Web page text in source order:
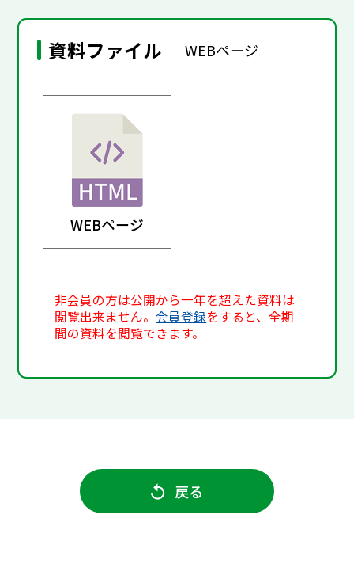
資料ファイル WEBページ
WEBページ
非会員の方は公開から一年を超えた資料は
閲覧出来ません。会員登録をすると、全期
間の資料を閲覧できます。
戻る